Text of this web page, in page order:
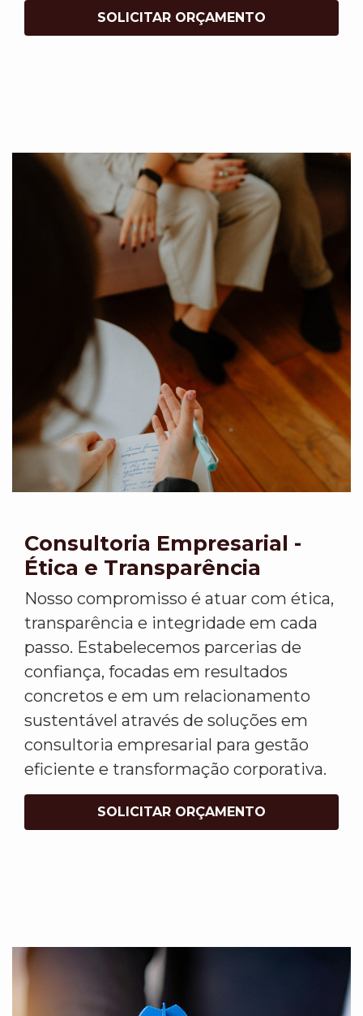
SOLICITAR ORÇAMENTO
Consultoria Empresarial -
Ética e Transparência
Nosso compromisso é atuar com ética,
transparência e integridade em cada
passo. Estabelecemos parcerias de
confiança, focadas em resultados
concretos e em um relacionamento
sustentável através de soluções em
consultoria empresarial para gestão
eficiente e transformação corporativa.
SOLICITAR ORÇAMENTO